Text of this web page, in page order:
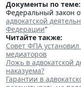
Документы по теме:
Федеральный закон
адвокатской
Федерации"
Читайте также:
Совет ФПА
медиаторов
Ложь в адвокатской
наказуема?
Гарантии в